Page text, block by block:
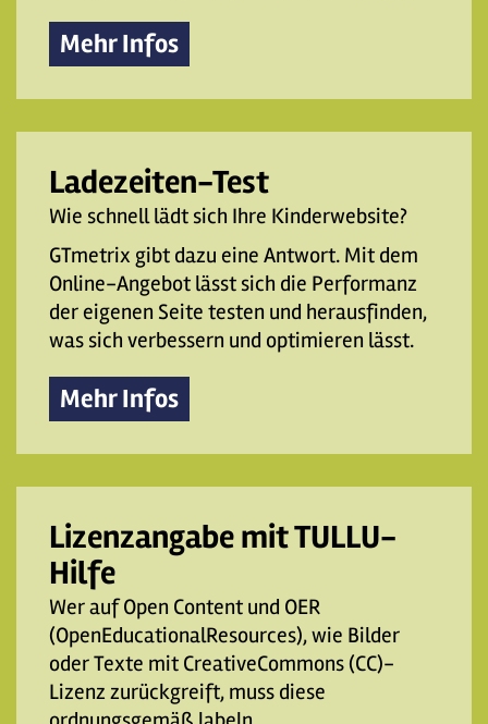
Mehr Infos
Ladezeiten-Test
Wie schnell lädt sich Ihre Kinderwebsite?
GTmetrix gibt dazu eine Antwort. Mit dem
Online-Angebot lässt sich die Performanz
der eigenen Seite testen und herausfinden,
was sich verbessern und optimieren lässt.
Mehr Infos
Lizenzangabe mit TULLU-
Hilfe
Wer auf Open Content und OER
(OpenEducationalResources), wie Bilder
oder Texte mit CreativeCommons (CC)-
Lizenz zurückgreift, muss diese